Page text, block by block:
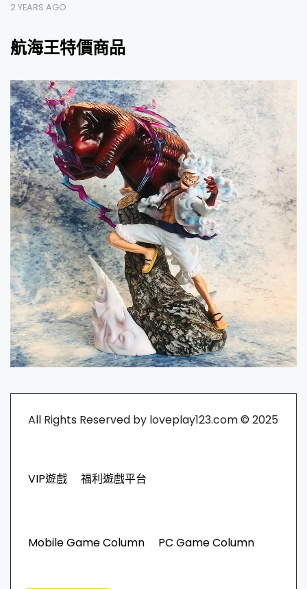
2 YEARS AGO
航海王特價商品
All Rights Reserved by loveplay123.com © 2025
VIP遊戲 福利遊戲平台
Mobile Game Column PC Game Column